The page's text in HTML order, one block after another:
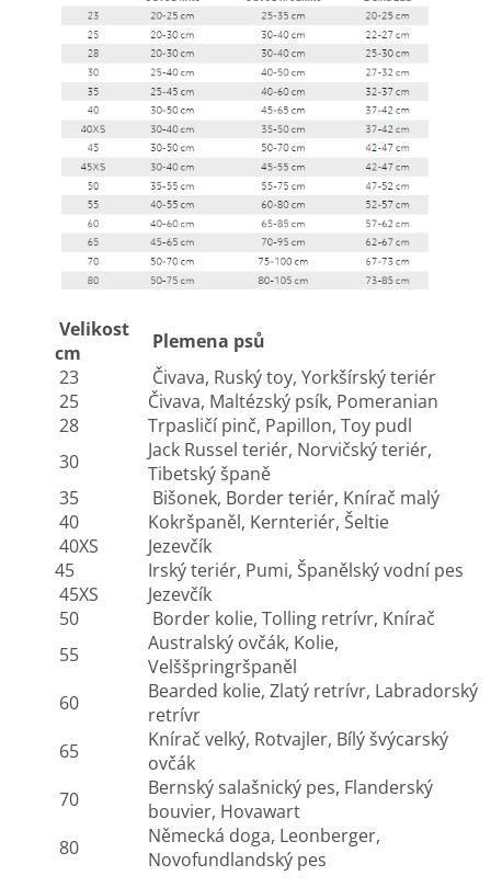
Velikost
cm
Plemena psů
23
Čivava, Ruský toy, Yorkšírský teriér
25
Čivava, Maltézský psík, Pomeranian
28
Trpasličí pinč, Papillon, Toy pudl
30
Jack Russel teriér, Norvičský teriér,
Tibetský španě
35
Bišonek, Border teriér, Knírač malý
40
Kokršpaněl, Kernteriér, Šeltie
40XS
Jezevčík
45
Irský teriér, Pumi, Španělský vodní pes
45XS
Jezevčík
50
Border kolie, Tolling retrívr, Knírač
55
Australský ovčák, Kolie,
Velššpringršpaněl
60
Bearded kolie, Zlatý retrívr, Labradorský
retrívr
65
Knírač velký, Rotvajler, Bílý švýcarský
ovčák
70
Bernský salašnický pes, Flanderský
bouvier, Hovawart
80
Německá doga, Leonberger,
Novofundlandský pes